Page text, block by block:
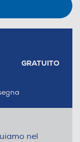
GRATUITO
nel